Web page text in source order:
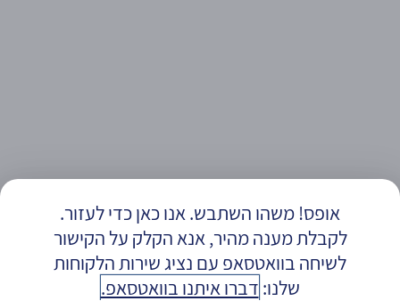
אופס! משהו השתבש. אנו כאן כדי לעזור.
לקבלת מענה מהיר, אנא הקלק על הקישור
לשיחה בוואטסאפ עם נציג שירות הלקוחות
שלנו: דברו איתנו בוואטסאפ.